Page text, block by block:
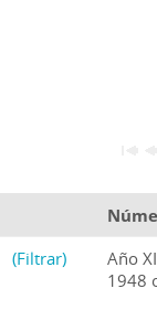
(Filtrar)
Año
1948